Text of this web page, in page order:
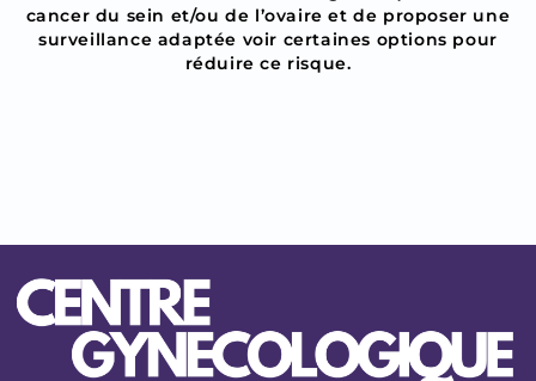
cancer du sein et/ou de l’ovaire et de proposer une
surveillance adaptée voir certaines options pour
réduire ce risque.